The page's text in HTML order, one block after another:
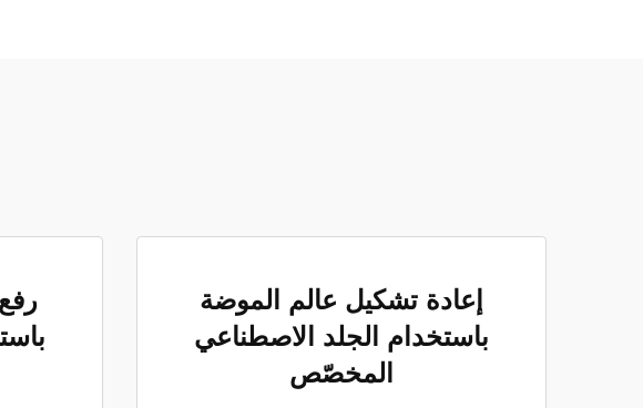
إعادة تشكيل عالم الموضة
باستخدام الجلد الاصطناعي
المخصّص